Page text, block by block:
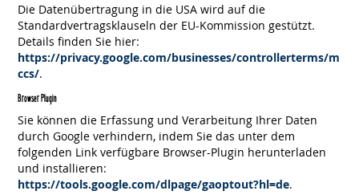
Die Datenübertragung in die USA wird auf die
Standardvertragsklauseln der EU-Kommission gestützt.
Details finden Sie hier:
https://privacy.google.com/businesses/controllerterms/m
ccs/.
Browser Plugin
Sie können die Erfassung und Verarbeitung Ihrer Daten
durch Google verhindern, indem Sie das unter dem
folgenden Link verfügbare Browser-Plugin herunterladen
und installieren:
https://tools.google.com/dlpage/gaoptout?hl=de.